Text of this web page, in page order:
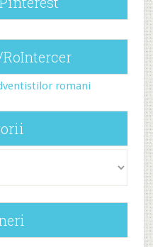
romani